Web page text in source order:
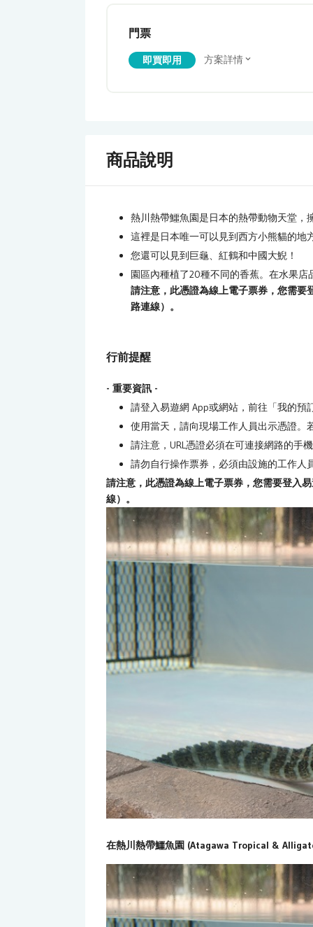
門票
即買即用 方案詳情
商品說明
熱川熱帶鱷魚園是日本的熱帶動物天堂，
這裡是日本唯一可以見到西方小熊貓的地
您還可以見到巨龜、紅鶴和中國大鯢！
園區內種植了20種不同的香蕉。在水果店
請注意，此憑證為線上電子票券，您需要
路連線）。
行前提醒
- 重要資訊 -
請登入易遊網 App或網站，前往「我的預
使用當天，請向現場工作人員出示憑證。
請注意，URL憑證必須在可連接網路的手
請勿自行操作票券，必須由設施的工作人
請注意，此憑證為線上電子票券，您需要登入
線）。
在熱川熱帶鱷魚園 (Atagawa Tropical &